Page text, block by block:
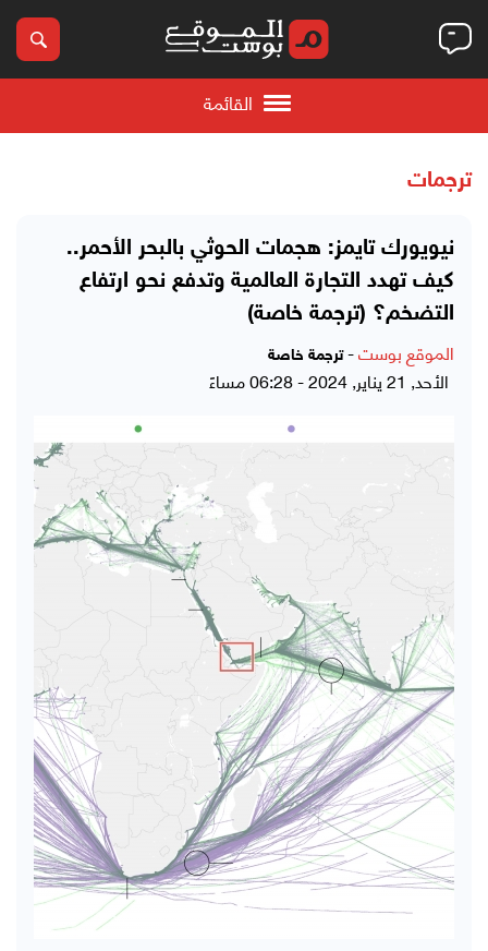
القائمة
ترجمات
نيويورك تايمز: هجمات الحوثي بالبحر الأحمر..
كيف تهدد التجارة العالمية وتدفع نحو ارتفاع
التضخم؟ (ترجمة خاصة)
الموقع بوست-ترجمة خاصة
الأحد, 21 يناير, 2024 - 06:28 مساءً